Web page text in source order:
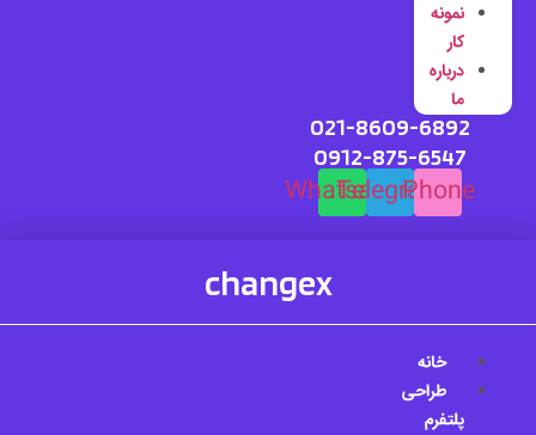
نمونه
کار
درباره
ما
021-8609-6892
0912-875-6547
Phone
Telegram
Whatsapp
changex
خانه
طراحی
پلتفرم